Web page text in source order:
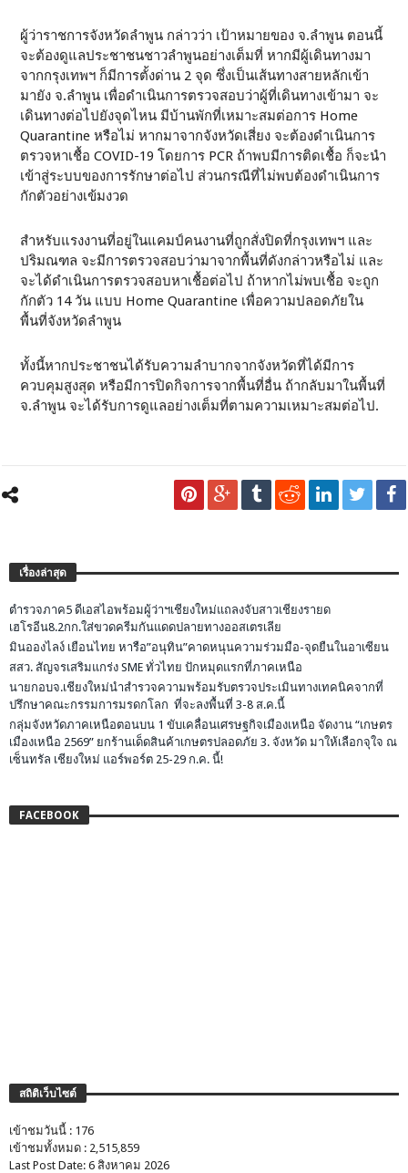
ผู้ว่าราชการจังหวัดลำพูน กล่าวว่า เป้าหมายของ จ.ลำพูน ตอนนี้
จะต้องดูแลประชาชนชาวลำพูนอย่างเต็มที่ หากมีผู้เดินทางมา
จากกรุงเทพฯ ก็มีการตั้งด่าน 2 จุด ซึ่งเป็นเส้นทางสายหลักเข้า
มายัง จ.ลำพูน เพื่อดำเนินการตรวจสอบว่าผู้ที่เดินทางเข้ามา จะ
เดินทางต่อไปยังจุดไหน มีบ้านพักที่เหมาะสมต่อการ Home
Quarantine หรือไม่ หากมาจากจังหวัดเสี่ยง จะต้องดำเนินการ
ตรวจหาเชื้อ COVID-19 โดยการ PCR ถ้าพบมีการติดเชื้อ ก็จะนำ
เข้าสู่ระบบของการรักษาต่อไป ส่วนกรณีที่ไม่พบต้องดำเนินการ
กักตัวอย่างเข้มงวด
สำหรับแรงงานที่อยู่ในแคมป์คนงานที่ถูกสั่งปิดที่กรุงเทพฯ และ
ปริมณฑล จะมีการตรวจสอบว่ามาจากพื้นที่ดังกล่าวหรือไม่ และ
จะได้ดำเนินการตรวจสอบหาเชื้อต่อไป ถ้าหากไม่พบเชื้อ จะถูก
กักตัว 14 วัน แบบ Home Quarantine เพื่อความปลอดภัยใน
พื้นที่จังหวัดลำพูน
ทั้งนี้หากประชาชนได้รับความลำบากจากจังหวัดที่ได้มีการ
ควบคุมสูงสุด หรือมีการปิดกิจการจากพื้นที่อื่น ถ้ากลับมาในพื้นที่
จ.ลำพูน จะได้รับการดูแลอย่างเต็มที่ตามความเหมาะสมต่อไป.
เรื่องล่าสุด
ตำรวจภาค5 ดีเอสไอพร้อมผู้ว่าฯเชียงใหม่แถลงจับสาวเชียงรายด
เฮโรอีน8.2กก.ใส่ขวดครีมกันแดดปลายทางออสเตรเลีย
มินอองไลง์ เยือนไทย หารือ”อนุทิน”คาดหนุนความร่วมมือ-จุดยืนในอาเซียน
สสว. สัญจรเสริมแกร่ง SME ทั่วไทย ปักหมุดแรกที่ภาคเหนือ
นายกอบจ.เชียงใหม่นำสำรวจความพร้อมรับตรวจประเมินทางเทคนิคจากที่
ปรึกษาคณะกรรมการมรดกโลก ที่จะลงพื้นที่ 3-8 ส.ค.นี้
กลุ่มจังหวัดภาคเหนือตอนบน 1 ขับเคลื่อนเศรษฐกิจเมืองเหนือ จัดงาน “เกษตร
เมืองเหนือ 2569” ยกร้านเด็ดสินค้าเกษตรปลอดภัย 3. จังหวัด มาให้เลือกจุใจ ณ
เซ็นทรัล เชียงใหม่ แอร์พอร์ต 25-29 ก.ค. นี้!
FACEBOOK
สถิติเว็บไซต์
เข้าชมวันนี้ : 176
เข้าชมทั้งหมด : 2,515,859
Last Post Date: 6 สิงหาคม 2026